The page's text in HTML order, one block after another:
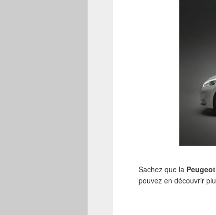
Sachez que la
pouvez en découvrir